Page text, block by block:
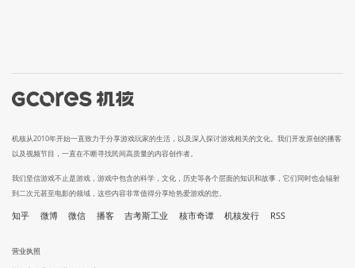
机核从2010年开始一直致力于分享游戏玩家的生活，以及深入探讨游戏相关的文化。我们开发原创的播客
以及视频节目，一直在不断寻找民间高质量的内容创作者。
我们坚信游戏不止是游戏，游戏中包含的科学，文化，历史等各个层面的知识和故事，它们同时也会辐射
到二次元甚至电影的领域，这些内容非常值得分享给热爱游戏的您。
知乎 微博 微信 播客 吉考斯工业 核市奇谭 机核发行 RSS
营业执照